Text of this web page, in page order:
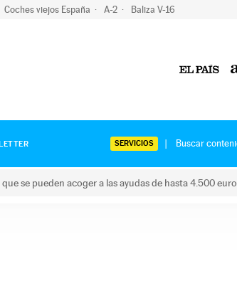
Coches viejos España A-2 Baliza V-16
SERVICIOS
se pueden acoger a las ayudas de hasta 4.500 euro